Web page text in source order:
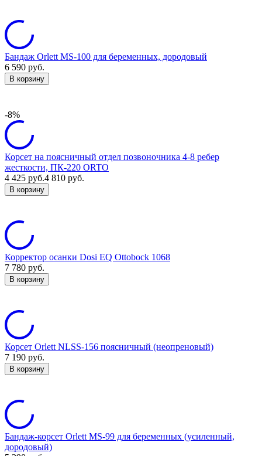
Бандаж Orlett MS-100 для беременных, дородовый
6 590 руб.
В корзину
-8%
Корсет на поясничный отдел позвоночника 4-8 ребер
жесткости, ПК-220 ORTO
4 425 руб.4 810 руб.
В корзину
Корректор осанки Dosi EQ Ottobock 1068
7 780 руб.
В корзину
Корсет Orlett NLSS-156 поясничный (неопреновый)
7 190 руб.
В корзину
Бандаж-корсет Orlett MS-99 для беременных (усиленный,
дородовый)